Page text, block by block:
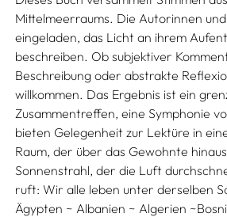
Mittelmeerraums. Die Autorinnen
eingeladen, das Licht an ihrem
beschreiben. Ob subjektiver
Beschreibung oder abstrakte
willkommen. Das Ergebnis ist ein
Zusammentreffen, eine Symphonie
bieten Gelegenheit zur Lektüre in
Raum, der über das Gewohnte
Sonnenstrahl, der die Luft
ruft: Wir alle leben unter derselben
Ägypten ~ Albanien ~ Algerien